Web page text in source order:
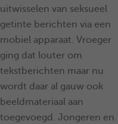
uitwisselen van seksueel
getinte berichten via een
mobiel apparaat. Vroeger
ging dat louter om
tekstberichten maar nu
wordt daar al gauw ook
beeldmateriaal aan
toegevoegd. Jongeren en